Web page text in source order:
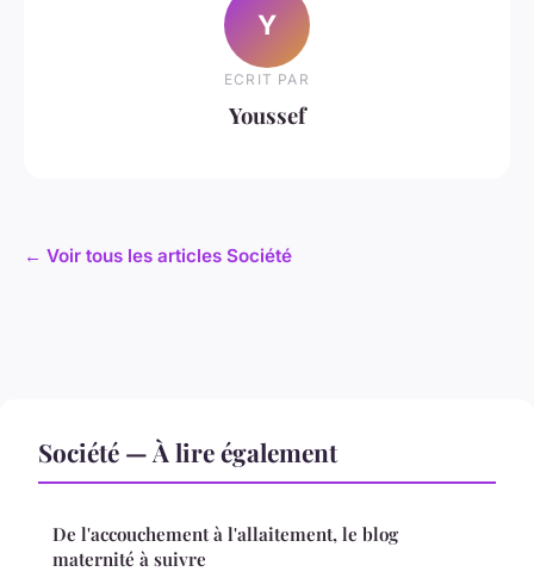
Y
ECRIT PAR
Youssef
← Voir tous les articles Société
Société — À lire également
De l'accouchement à l'allaitement, le blog
maternité à suivre